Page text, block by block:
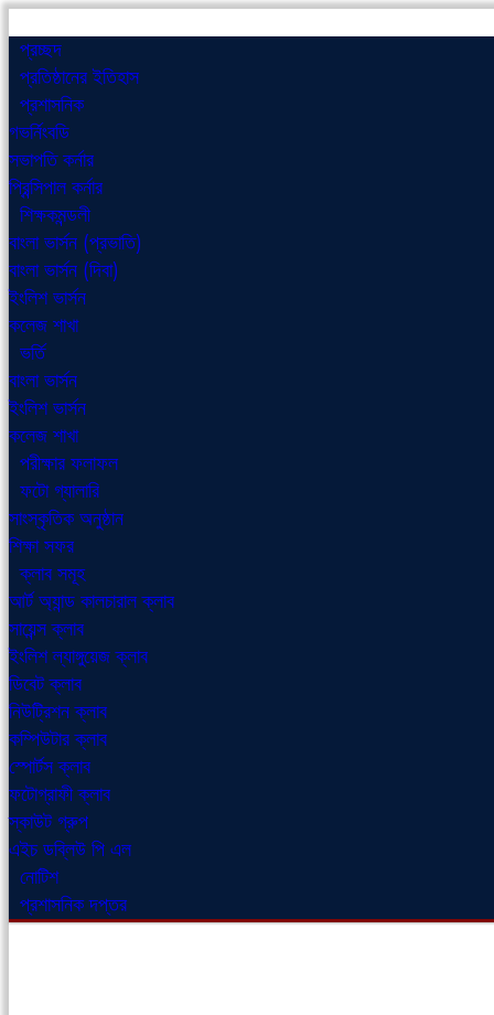
প্রচ্ছদ
প্রতিষ্ঠানের ইতিহাস
প্রশাসনিক
গভর্নিংবডি
সভাপতি কর্নার
প্রিন্সিপাল কর্নার
শিক্ষকমন্ডলী
বাংলা ভার্সন (প্রভাতি)
বাংলা ভার্সন (দিবা)
ইংলিশ ভার্সন
কলেজ শাখা
ভর্তি
বাংলা ভার্সন
ইংলিশ ভার্সন
কলেজ শাখা
পরীক্ষার ফলাফল
ফটো গ্যালারি
সাংস্কৃতিক অনুষ্ঠান
শিক্ষা সফর
ক্লাব সমূহ
আর্ট অ্যান্ড কালচারাল ক্লাব
সায়েন্স ক্লাব
ইংলিশ ল্যাঙ্গুয়েজ ক্লাব
ডিবেট ক্লাব
নিউট্রিশন ক্লাব
কম্পিউটার ক্লাব
স্পোর্টস ক্লাব
ফটোগ্রাফী ক্লাব
স্কাউট গ্রুপ
এইচ ডব্লিউ পি এল
নোটিশ
প্রশাসনিক দপ্তর